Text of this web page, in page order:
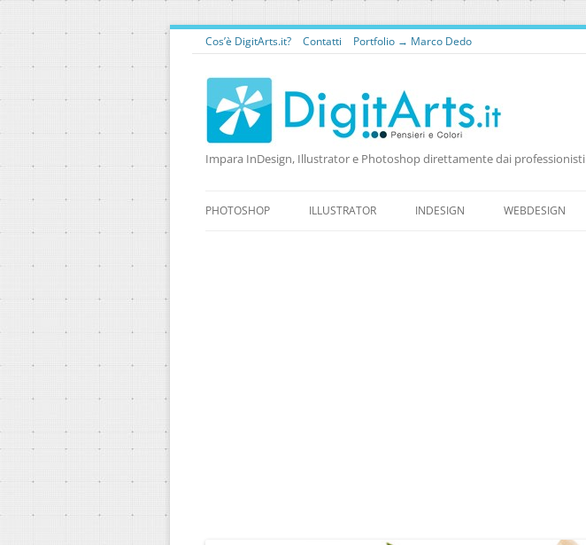
Cos’è DigitArts.it? Contatti Portfolio → Marco Dedo
Impara InDesign, Illustrator e Photoshop direttamente dai professionisti
PHOTOSHOP ILLUSTRATOR INDESIGN WEBDESIGN